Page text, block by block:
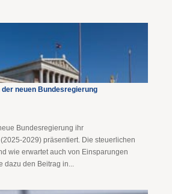
neuen Bundesregierung
Bundesregierung ihr
2029) präsentiert. Die steuerlichen
wie erwartet auch von Einsparungen
dazu den Beitrag in...